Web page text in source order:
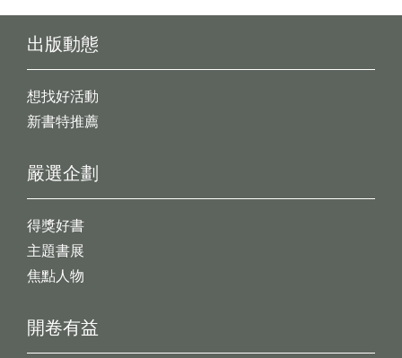
出版動態
想找好活動
新書特推薦
開卷有益
嚴選企劃
得獎好書
主題書展
焦點人物